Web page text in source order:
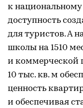
к
доступность
для туристов. А
школы на 1510
и коммерческой
10 тыс. кв. м
ценность
и обеспечивая